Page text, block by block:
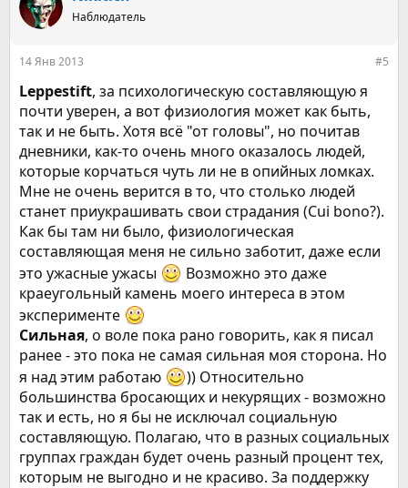
ц
и
Наблюдатель
14 Янв 2013 #5
Leppestift, за психологическую составляющую я
почти уверен, а вот физиология может как быть,
так и не быть. Хотя всё "от головы", но почитав
дневники, как-то очень много оказалось людей,
которые корчаться чуть ли не в опийных ломках.
Мне не очень верится в то, что столько людей
станет приукрашивать свои страдания (Cui bono?).
Как бы там ни было, физиологическая
составляющая меня не сильно заботит, даже если
это ужасные ужасы
Возможно это даже
краеугольный камень моего интереса в этом
эксперименте
Сильная, о воле пока рано говорить, как я писал
ранее - это пока не самая сильная моя сторона. Но
я над этим работаю
)) Относительно
большинства бросающих и некурящих - возможно
так и есть, но я бы не исключал социальную
составляющую. Полагаю, что в разных социальных
группах граждан будет очень разный процент тех,
которым не выгодно и не красиво. За поддержку